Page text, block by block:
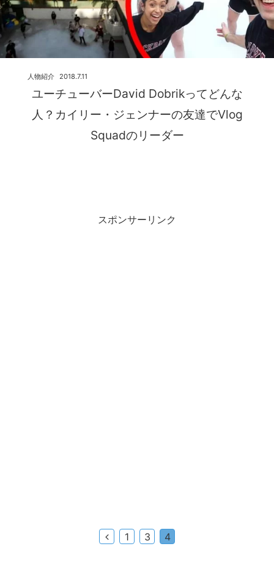
ユーチューバーDavid Dobrikってどんな
人？カイリー・ジェンナーの友達でVlog
Squadのリーダー
2018.7.11
人物紹介
スポンサーリンク
前
1 3 4